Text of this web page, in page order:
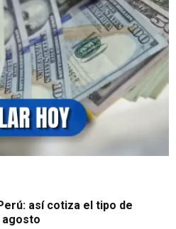
así cotiza el tipo de
agosto